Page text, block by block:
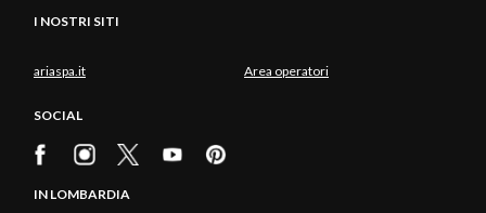
I NOSTRI SITI
ariaspa.it Area operatori
SOCIAL
IN LOMBARDIA